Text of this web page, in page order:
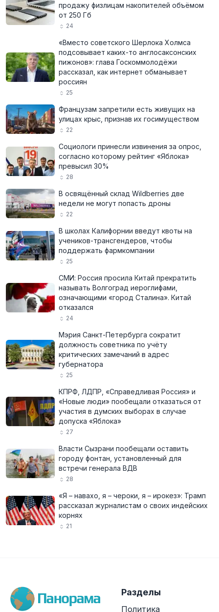
продажу физлицам накопителей объёмом
от 250 Гб
24
«Вместо советского Шерлока Холмса
подсовывает каких-то англосаксонских
пижонов»: глава Госкоммолодёжи
рассказал, как интернет обманывает
россиян
25
Французам запретили есть живущих на
улицах крыс, признав их госимуществом
22
Социологи принесли извинения за опрос,
согласно которому рейтинг «Яблока»
превысил 30%
28
В освящённый склад Wildberries две
недели не могут попасть дроны
22
В школах Калифорнии введут квоты на
учеников-трансгендеров, чтобы
поддержать фармкомпании
25
СМИ: Россия просила Китай прекратить
называть Волгоград иероглифами,
означающими «город Сталина». Китай
отказался
24
Мэрия Санкт-Петербурга сократит
должность советника по учёту
критических замечаний в адрес
губернатора
25
КПРФ, ЛДПР, «Справедливая Россия» и
«Новые люди» пообещали отказаться от
участия в думских выборах в случае
допуска «Яблока»
27
Власти Сызрани пообещали оставить
городу фонтан, установленный для
встречи генерала ВДВ
28
«Я – навахо, я – чероки, я – ирокез»: Трамп
рассказал журналистам о своих индейских
корнях
21
Разделы
Политика